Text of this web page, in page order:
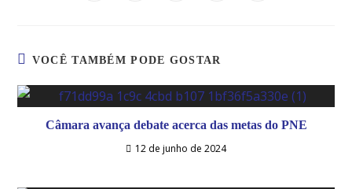
VOCÊ TAMBÉM PODE GOSTAR
Câmara avança debate acerca das metas do PNE
12 de junho de 2024